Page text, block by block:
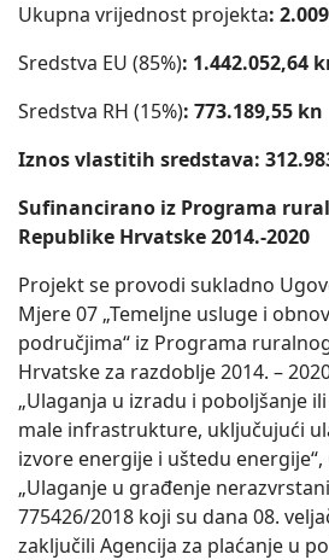
Ukupna vrijednost projekta:
Sredstva EU (85%): 1.442.052,64
Sredstva RH (15%): 773.189,55 kn
Iznos vlastitih sredstava:
Sufinancirano iz Programa
Republike Hrvatske 2014.-2020
Projekt se provodi sukladno
Mjere 07 „Temeljne usluge i
područjima“ iz Programa
Hrvatske za razdoblje 2014. –
„Ulaganja u izradu i poboljšanje
male infrastrukture, uključujući
izvore energije i uštedu energije“,
„Ulaganje u građenje
775426/2018 koji su dana 08.
zaključili Agencija za plaćanje u